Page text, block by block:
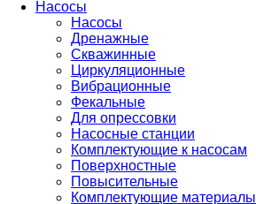
Насосы
Насосы
Дренажные
Скважинные
Циркуляционные
Вибрационные
Фекальные
Для опрессовки
Насосные станции
Комплектующие к насосам
Поверхностные
Повысительные
Комплектующие материалы